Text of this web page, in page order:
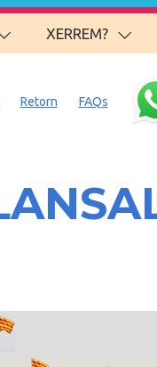
XERREM?
Retorn FAQs